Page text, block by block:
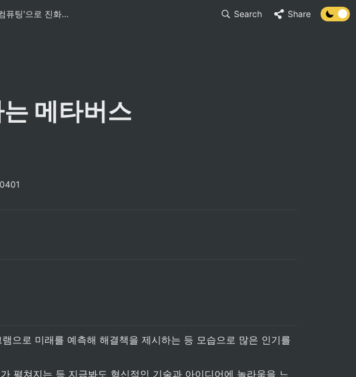
[IITP 리뷰 원]'공간컴퓨팅'으로 진화하는 메타버스 Search Share
메타버스
으로 미래를 예측해 해결책을 제시하는 등 모습으로 많은 인기를
펼쳐지는 등 지금봐도 혁신적인 기술과 아이디어에 놀라움을 느